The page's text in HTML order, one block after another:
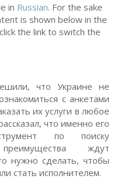
in Russian. For the sake
is shown below in the
the link to switch the
что Украине не
с анкетами
их услуги в любое
что именно его
по поиску
ждут
нужно сделать, чтобы
стать исполнителем.